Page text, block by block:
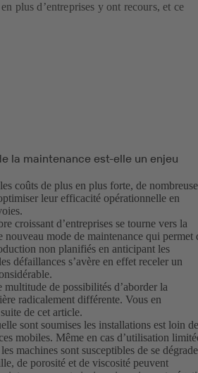
plus d’entreprises y ont recours, et ce
la maintenance est-elle un enjeu
coûts de plus en plus forte, de
leur efficacité opérationnelle en
croissant d’entreprises se tourne vers la
nouveau mode de maintenance qui permet
non planifiés en anticipant les
défaillances s’avère en effet receler un
de possibilités d’aborder la
radicalement différente. Vous en
de cet article.
sont soumises les installations est loin de
mobiles. Même en cas d’utilisation
machines sont susceptibles de se
de porosité et de viscosité peuvent